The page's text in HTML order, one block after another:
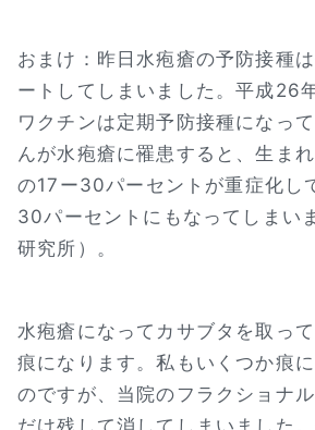
おまけ：昨日水疱瘡の予防接種
ートしてしまいました。平成26
ワクチンは定期予防接種になっ
んが水疱瘡に罹患すると、生ま
の17ー30パーセントが重症化し
30パーセントにもなってしまい
研究所）。
水疱瘡になってカサブタを取っ
痕になります。私もいくつか痕
のですが、当院のフラクショナ
だけ残して消してしまいました